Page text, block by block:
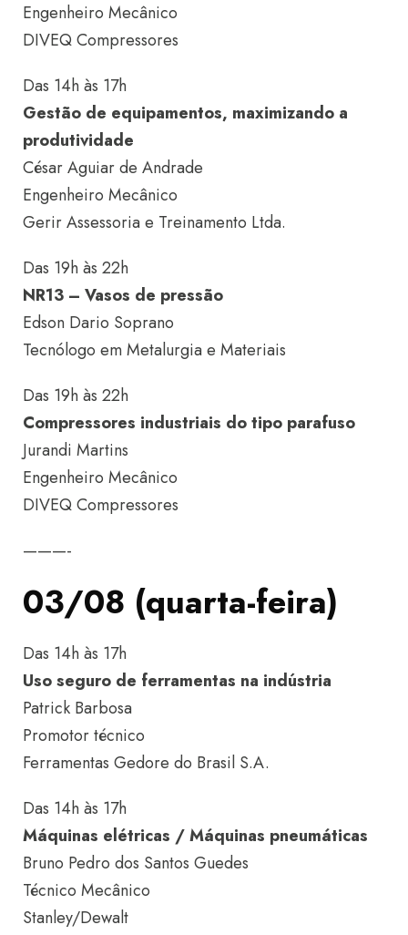
Engenheiro Mecânico
DIVEQ Compressores
Das 14h às 17h
Gestão de equipamentos, maximizando a
produtividade
César Aguiar de Andrade
Engenheiro Mecânico
Gerir Assessoria e Treinamento Ltda.
Das 19h às 22h
NR13 – Vasos de pressão
Edson Dario Soprano
Tecnólogo em Metalurgia e Materiais
Das 19h às 22h
Compressores industriais do tipo parafuso
Jurandi Martins
Engenheiro Mecânico
DIVEQ Compressores
———-
03/08 (quarta-feira)
Das 14h às 17h
Uso seguro de ferramentas na indústria
Patrick Barbosa
Promotor técnico
Ferramentas Gedore do Brasil S.A.
Das 14h às 17h
Máquinas elétricas / Máquinas pneumáticas
Bruno Pedro dos Santos Guedes
Técnico Mecânico
Stanley/Dewalt